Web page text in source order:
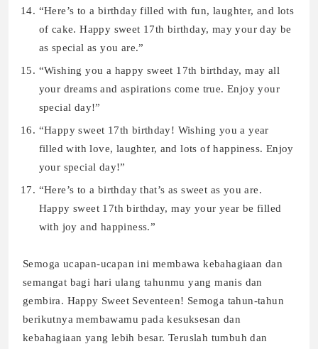
“Here’s to a birthday filled with fun, laughter, and lots
of cake. Happy sweet 17th birthday, may your day be
as special as you are.”
“Wishing you a happy sweet 17th birthday, may all
your dreams and aspirations come true. Enjoy your
special day!”
“Happy sweet 17th birthday! Wishing you a year
filled with love, laughter, and lots of happiness. Enjoy
your special day!”
“Here’s to a birthday that’s as sweet as you are.
Happy sweet 17th birthday, may your year be filled
with joy and happiness.”
Semoga ucapan-ucapan ini membawa kebahagiaan dan
semangat bagi hari ulang tahunmu yang manis dan
gembira. Happy Sweet Seventeen! Semoga tahun-tahun
berikutnya membawamu pada kesuksesan dan
kebahagiaan yang lebih besar. Teruslah tumbuh dan